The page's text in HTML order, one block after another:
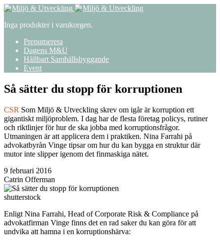
Inga produkter i varukorgen.
Prenumerera
Dagens M&U
Hållbart Samhällsbyggande
Event
Så sätter du stopp för korruptionen
CSR Som Miljö & Utveckling skrev om igår är korruption ett
gigantiskt miljöproblem. I dag har de flesta företag policys, rutiner
och riktlinjer för hur de ska jobba med korruptionsfrågor.
Utmaningen är att applicera dem i praktiken. Nina Farrahi på
advokatbyrån Vinge tipsar om hur du kan bygga en struktur där
mutor inte slipper igenom det finmaskiga nätet.
9 februari 2016
Catrin Offerman
shutterstock
Enligt Nina Farrahi, Head of Corporate Risk & Compliance på
advokatfirman Vinge finns det en rad saker du kan göra för att
undvika att hamna i en korruptionshärva: